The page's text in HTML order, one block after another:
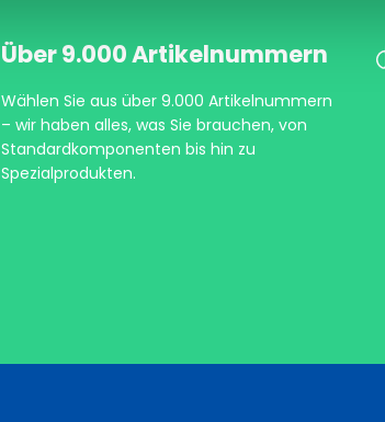
Über 9.000 Artikelnummern
Wählen Sie aus über 9.000 Artikelnummern
– wir haben alles, was Sie brauchen, von
Standardkomponenten bis hin zu
Spezialprodukten.